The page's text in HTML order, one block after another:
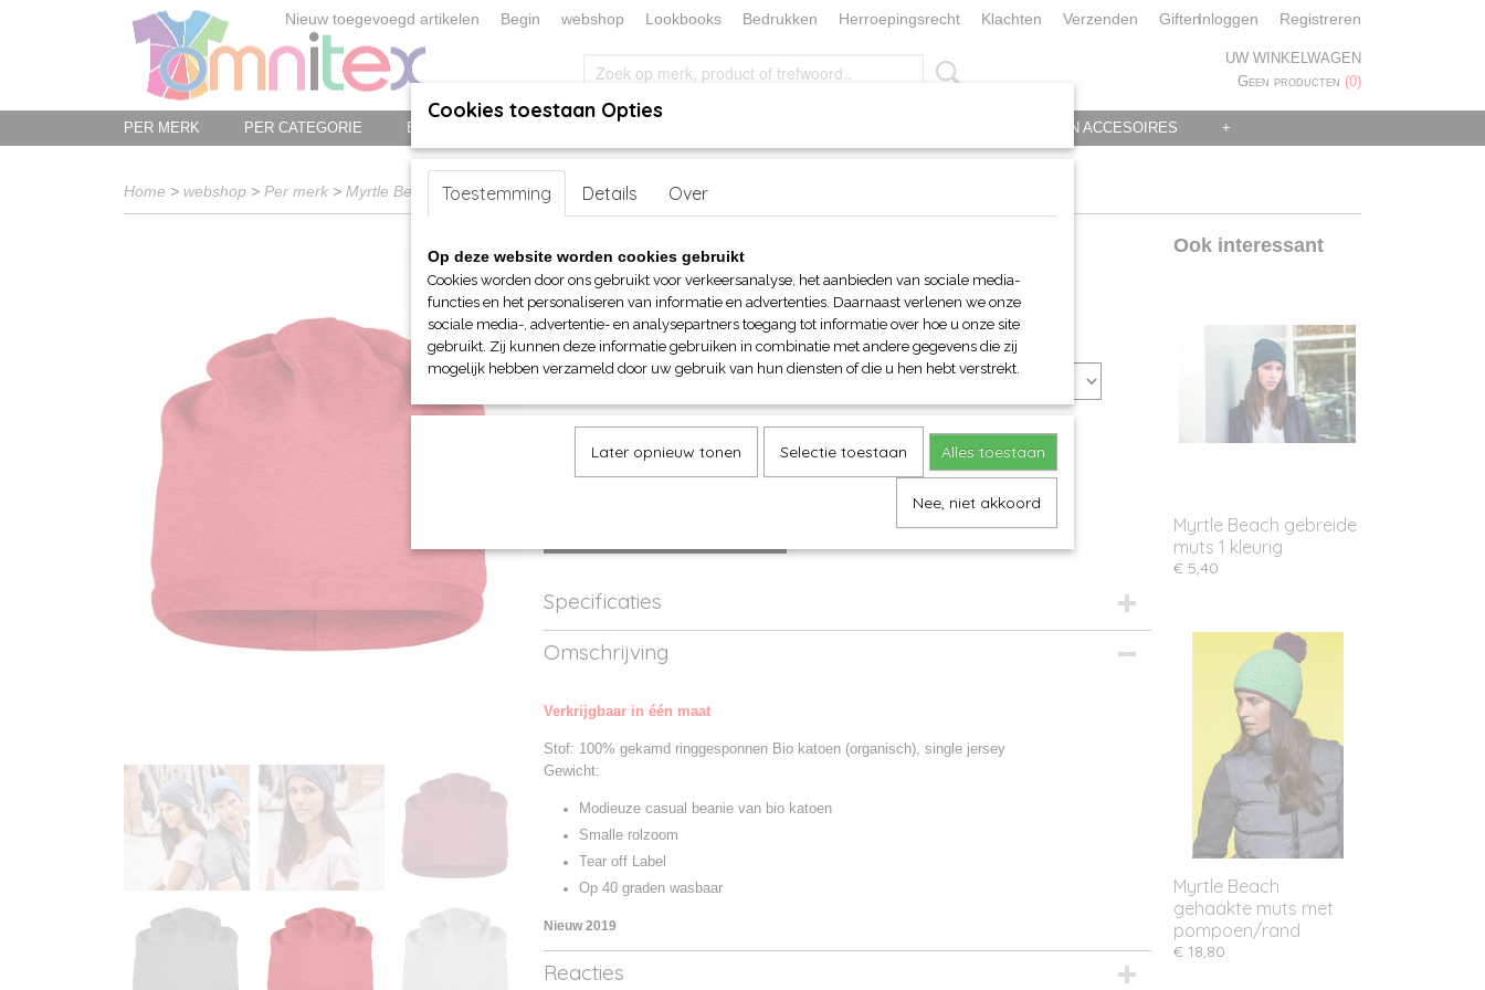
Nieuw toegevoegd artikelen Begin webshop Lookbooks Bedrukken Herroepingsrecht Klachten Verzenden GiftenInloggen Registreren
UW WINKELWAGEN
Geen producten (0)
PER MERK PER CATEGORIE BED-, BAD-, KEUKEN EN TAFELLINNEN KERST/FEEST KLEDING EN ACCESOIRES +
Home > webshop > Per merk > Myrtle Beach hoofd-handen> Mutsen en Beanies> Myrtle Beach Bio Katoen Beanie
Myrtle Beach Bio Katoen Beanie
€ 8,90 (inclusief btw 21%)
Maat Kleuren
Specificaties
Productcode
Productcode leverancier
Omschrijving
Verkrijgbaar in één maat
Stof: 100% gekamd ringgesponnen Bio katoen (organisch), single jersey
Gewicht:
Modieuze casual beanie van bio katoen
Smalle rolzoom
Tear off Label
Op 40 graden wasbaar
Nieuw 2019
Reacties
Ook interessant
Myrtle Beach gebreide
muts 1 kleurig
€ 5,40
Myrtle Beach
gehaakte muts met
pompoen/rand
€ 18,80
Cookies toestaan Opties
Toestemming Details Over
Op deze website worden cookies gebruikt
Cookies worden door ons gebruikt voor verkeersanalyse, het aanbieden van sociale media-
functies en het personaliseren van informatie en advertenties. Daarnaast verlenen we onze
sociale media-, advertentie- en analysepartners toegang tot informatie over hoe u onze site
gebruikt. Zij kunnen deze informatie gebruiken in combinatie met andere gegevens die zij
mogelijk hebben verzameld door uw gebruik van hun diensten of die u hen hebt verstrekt.
Later opnieuw tonen Selectie toestaan Alles toestaan
Nee, niet akkoord